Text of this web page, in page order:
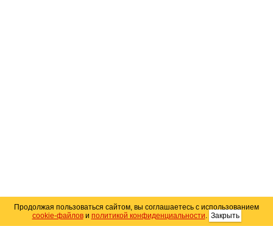
Продолжая пользоваться сайтом, вы соглашаетесь с использованием
cookie-файлови политикой конфиденциальности. Закрыть